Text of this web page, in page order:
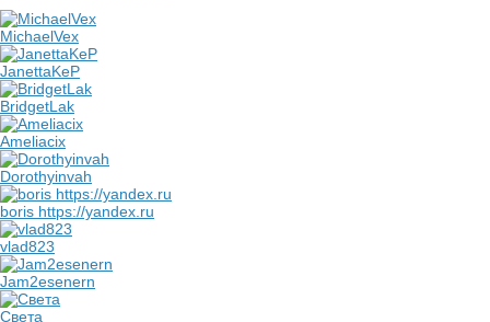
MichaelVex
JanettaKeP
BridgetLak
Ameliacix
Dorothyinvah
boris https://yandex.ru
vlad823
Jam2esenern
Света